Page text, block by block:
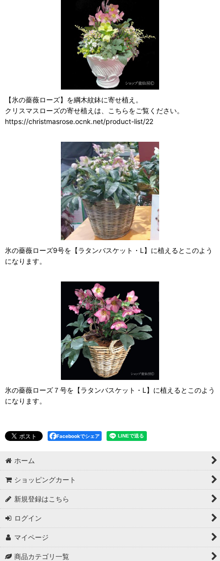
【氷の薔薇ローズ】を綱木紋鉢に寄せ植え。
クリスマスローズの寄せ植えは、こちらをご覧ください。
https://christmasrose.ocnk.net/product-list/22
氷の薔薇ローズ9号を【ラタンバスケット・L】に植えるとこのよう
になります。
氷の薔薇ローズ７号を【ラタンバスケット・L】に植えるとこのよう
になります。
Facebookでシェア
ホーム
ショッピングカート
新規登録はこちら
ログイン
マイページ
商品カテゴリ一覧